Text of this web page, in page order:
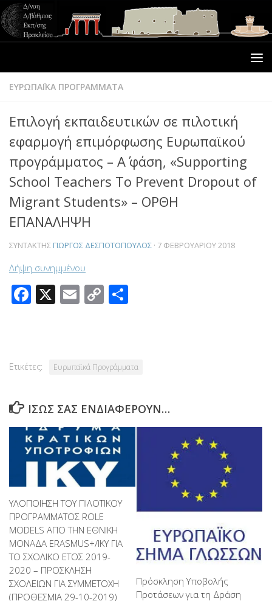
ΕΥΡΩΠΑΪΚΑ ΠΡΟΓΡΑΜΜΑΤΑ
Επιλογή εκπαιδευτικών σε πιλοτική
εφαρμογή επιμόρφωσης Ευρωπαϊκού
προγράμματος – Α΄ φάση, «Supporting
School Teachers To Prevent Dropout of
Migrant Students» – ΟΡΘΗ
ΕΠΑΝΑΛΗΨΗ
ΣΥΝΤΆΚΤΗΣ ΓΙΏΡΓΟΣ ΔΕΣΠΟΤΌΠΟΥΛΟΣ · 7 ΦΕΒΡΟΥΑΡΊΟΥ 2018
Λήψη συνημμένου
Facebook
X Email
Copy
Ετικέτες: Ευρωπαϊκά Προγράμματα
ΊΣΩΣ ΣΑΣ ΕΝΔΙΑΦΈΡΟΥΝ…
ΥΛΟΠΟΙΗΣΗ ΤΟΥ ΠΙΛΟΤΙΚΟΥ
ΠΡΟΓΡΑΜΜΑΤΟΣ ROLE
MODELS­ ΑΠΟ ΤΗΝ ΕΘΝΙΚΗ
ΜΟΝΑΔΑ ΕRΑSΜUS+/ΙΚΥ ΓΙΑ
ΤΟ ΣΧΟΛΙΚΟ ΕΤΟΣ 2019-
2020 – ΠΡΟΣΚΛΗΣΗ
ΣΧΟΛΕΙΩΝ ΓΙΑ ΣΥΜΜΕΤΟΧΗ
(ΠΡΟΘΕΣΜΙΑ 29-10-2019)
Πρόσκληση Υποβολής
Προτάσεων για τη Δράση